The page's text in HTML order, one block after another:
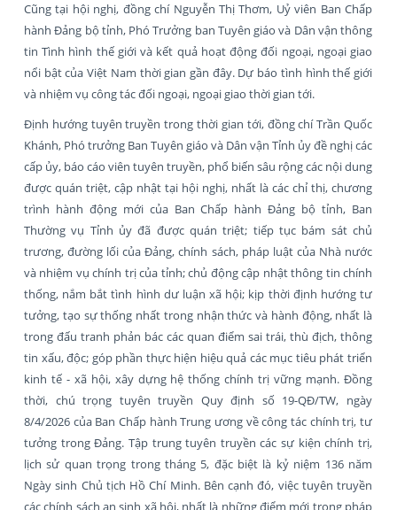
Cũng tại hội nghị, đồng chí Nguyễn Thị Thơm, Uỷ viên Ban Chấp
hành Đảng bộ tỉnh, Phó Trưởng ban Tuyên giáo và Dân vận thông
tin Tình hình thế giới và kết quả hoạt động đối ngoại, ngoại giao
nổi bật của Việt Nam thời gian gần đây. Dự báo tình hình thế giới
và nhiệm vụ công tác đối ngoại, ngoại giao thời gian tới.
Định hướng tuyên truyền trong thời gian tới, đồng chí Trần Quốc
Khánh, Phó trưởng Ban Tuyên giáo và Dân vận Tỉnh ủy đề nghị các
cấp ủy, báo cáo viên tuyên truyền, phổ biến sâu rộng các nội dung
được quán triệt, cập nhật tại hội nghị, nhất là các chỉ thị, chương
trình hành động mới của Ban Chấp hành Đảng bộ tỉnh, Ban
Thường vụ Tỉnh ủy đã được quán triệt; tiếp tục bám sát chủ
trương, đường lối của Đảng, chính sách, pháp luật của Nhà nước
và nhiệm vụ chính trị của tỉnh; chủ động cập nhật thông tin chính
thống, nắm bắt tình hình dư luận xã hội; kịp thời định hướng tư
tưởng, tạo sự thống nhất trong nhận thức và hành động, nhất là
trong đấu tranh phản bác các quan điểm sai trái, thù địch, thông
tin xấu, độc; góp phần thực hiện hiệu quả các mục tiêu phát triển
kinh tế - xã hội, xây dựng hệ thống chính trị vững mạnh. Đồng
thời, chú trọng tuyên truyền Quy định số 19-QĐ/TW, ngày
8/4/2026 của Ban Chấp hành Trung ương về công tác chính trị, tư
tưởng trong Đảng. Tập trung tuyên truyền các sự kiện chính trị,
lịch sử quan trọng trong tháng 5, đặc biệt là kỷ niệm 136 năm
Ngày sinh Chủ tịch Hồ Chí Minh. Bên cạnh đó, việc tuyên truyền
các chính sách an sinh xã hội, nhất là những điểm mới trong pháp